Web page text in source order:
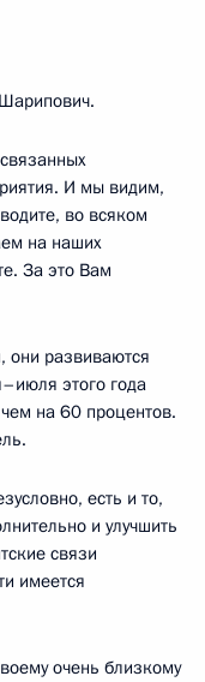
И мы видим,
во всяком
на наших
За это Вам
они развиваются
этого года
на 60 процентов.
есть и то,
и улучшить
связи
имеется
очень близкому